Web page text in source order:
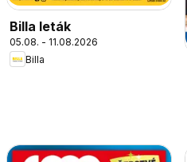
Billa leták
05.08. - 11.08.2026
Billa